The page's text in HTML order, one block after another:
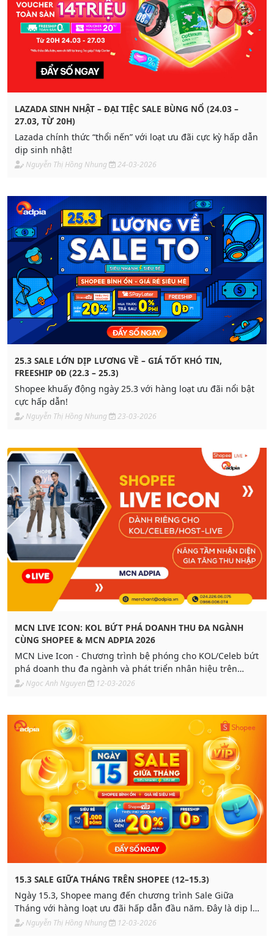
LAZADA SINH NHẬT – ĐẠI TIỆC SALE BÙNG NỔ (24.03 –
27.03, TỪ 20H)
Lazada chính thức “thổi nến” với loạt ưu đãi cực kỳ hấp dẫn
dịp sinh nhật!
Nguyễn Thị Hồng Nhung 24-03-2026
25.3 SALE LỚN DỊP LƯƠNG VỀ – GIÁ TỐT KHÓ TIN,
FREESHIP 0Đ (22.3 – 25.3)
Shopee khuấy động ngày 25.3 với hàng loạt ưu đãi nổi bật
cực hấp dẫn!
Nguyễn Thị Hồng Nhung 23-03-2026
MCN LIVE ICON: KOL BỨT PHÁ DOANH THU ĐA NGÀNH
CÙNG SHOPEE & MCN ADPIA 2026
MCN Live Icon - Chương trình bệ phóng cho KOL/Celeb bứt
phá doanh thu đa ngành và phát triển nhân hiệu trên
Shopee cùng hỗ trợ đặc quyền voucher 25% cùng cast hấp
Ngoc Anh Nguyen 12-03-2026
15.3 SALE GIỮA THÁNG TRÊN SHOPEE (12–15.3)
Ngày 15.3, Shopee mang đến chương trình Sale Giữa
Tháng với hàng loạt ưu đãi hấp dẫn đầu năm. Đây là dịp lý
tưởng để săn deal hot với mức giá cực tốt chỉ trong thời
Nguyễn Thị Hồng Nhung 12-03-2026